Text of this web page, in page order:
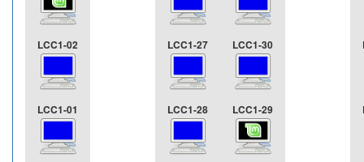
LCC1-02 LCC1-27 LCC1-30
LCC1-01 LCC1-28 LCC1-29